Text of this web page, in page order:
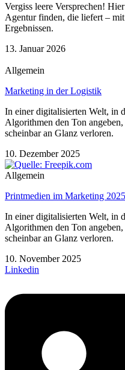
Vergiss leere Versprechen!
Agentur finden, die liefert –
Ergebnissen.
13. Januar 2026
Allgemein
Marketing in der Logistik
In einer digitalisierten Welt, in
Algorithmen den Ton
scheinbar an Glanz verloren.
10. Dezember 2025
Allgemein
Printmedien im Marketing 2025
In einer digitalisierten Welt, in
Algorithmen den Ton
scheinbar an Glanz verloren.
10. November 2025
Linkedin